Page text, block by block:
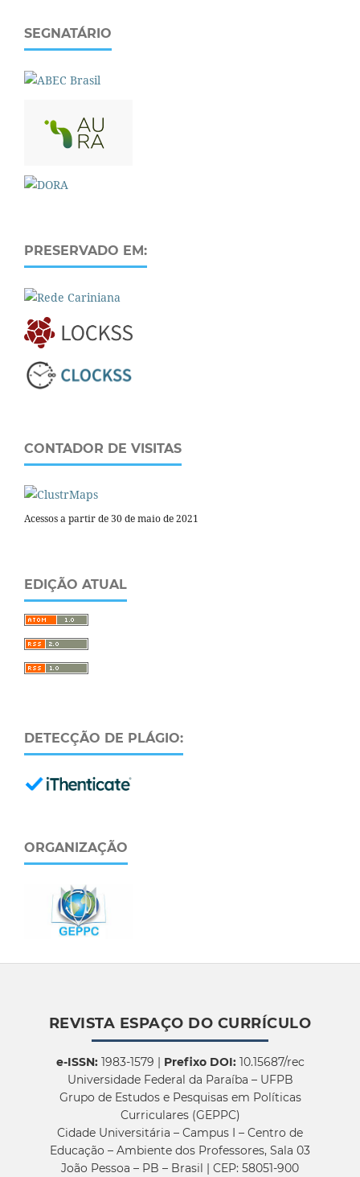
SEGNATÁRIO
PRESERVADO EM:
CONTADOR DE VISITAS
Acessos a partir de 30 de maio de 2021
EDIÇÃO ATUAL
DETECÇÃO DE PLÁGIO:
ORGANIZAÇÃO
REVISTA ESPAÇO DO CURRÍCULO
e-ISSN:1983-1579 | Prefixo DOI:10.15687/rec
Universidade Federal da Paraíba – UFPB
Grupo de Estudos e Pesquisas em Políticas
Curriculares (GEPPC)
Cidade Universitária – Campus I – Centro de
Educação – Ambiente dos Professores, Sala 03
João Pessoa – PB – Brasil | CEP: 58051-900